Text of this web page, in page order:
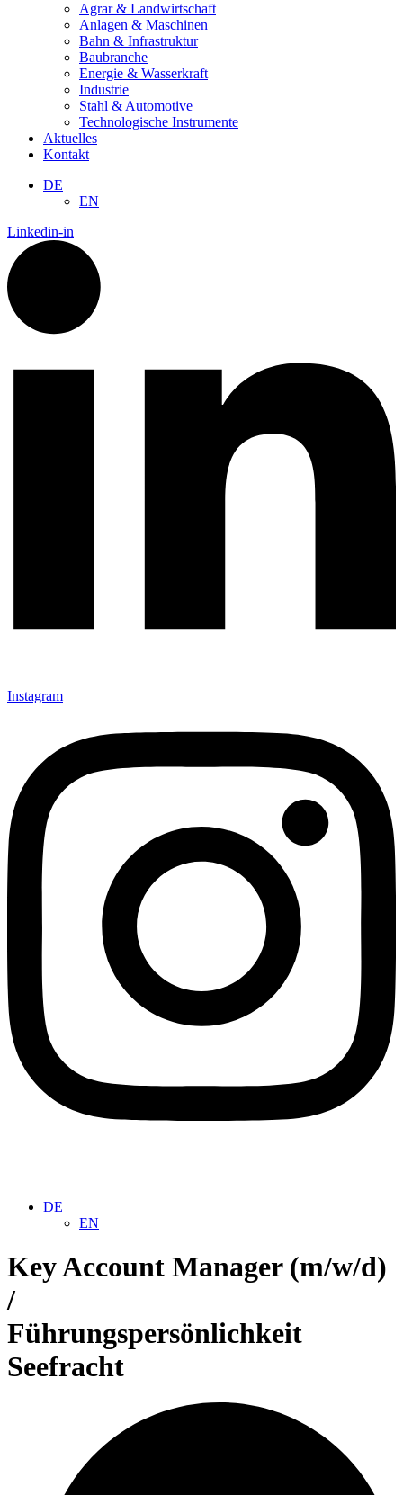
Agrar & Landwirtschaft
Anlagen & Maschinen
Bahn & Infrastruktur
Baubranche
Energie & Wasserkraft
Industrie
Stahl & Automotive
Technologische Instrumente
Aktuelles
Kontakt
DE
EN
Linkedin-in
Instagram
DE
EN
Key Account Manager (m/w/d)
/
Führungs­per­sön­lichkeit
Seefracht​